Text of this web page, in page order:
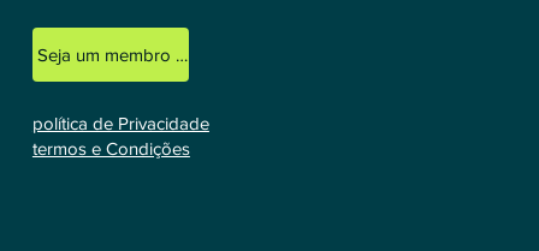
Seja um membro licenciado
política de Privacidade
termos e Condições